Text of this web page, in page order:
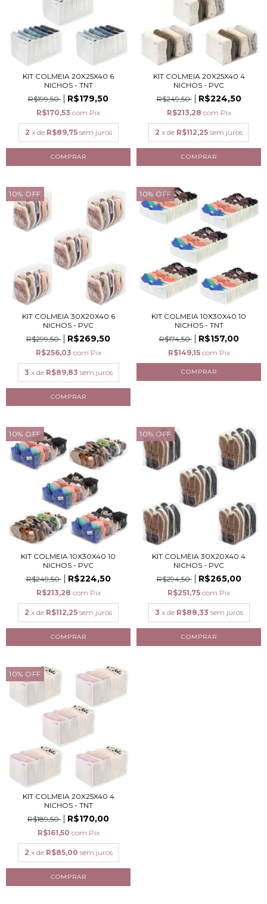
KIT COLMEIA 20X25X40 6
NICHOS - TNT
R$199,50
R$179,50
R$170,53 com Pix
2 x de R$89,75 sem juros
KIT COLMEIA 20X25X40 4
NICHOS - PVC
R$249,50
R$224,50
R$213,28 com Pix
2 x de R$112,25 sem juros
10% OFF
KIT COLMEIA 30X20X40 6
NICHOS - PVC
R$299,50
R$269,50
R$256,03 com Pix
3 x de R$89,83 sem juros
10% OFF
KIT COLMEIA 10X30X40 10
NICHOS - TNT
R$174,50
R$157,00
R$149,15 com Pix
10% OFF
KIT COLMEIA 10X30X40 10
NICHOS - PVC
R$249,50
R$224,50
R$213,28 com Pix
2 x de R$112,25 sem juros
10% OFF
KIT COLMEIA 30X20X40 4
NICHOS - PVC
R$294,50
R$265,00
R$251,75 com Pix
3 x de R$88,33 sem juros
10% OFF
KIT COLMEIA 20X25X40 4
NICHOS - TNT
R$189,50
R$170,00
R$161,50 com Pix
2 x de R$85,00 sem juros